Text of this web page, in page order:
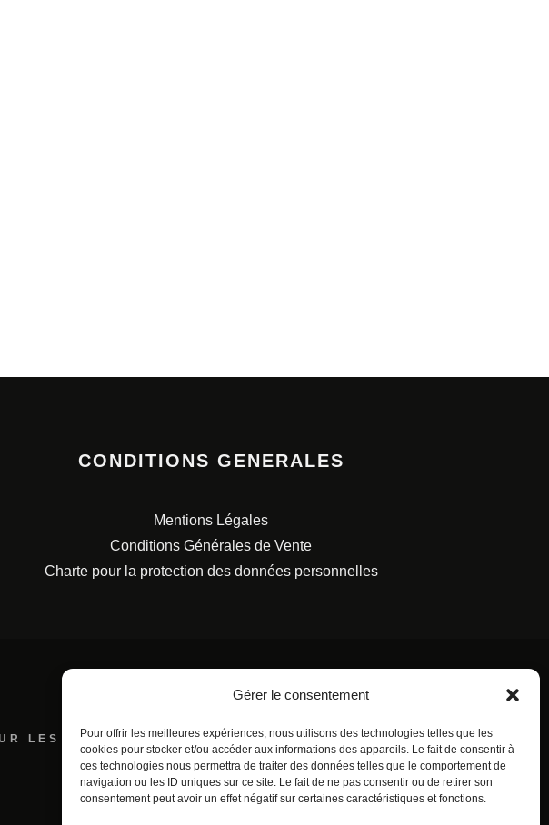
Gérer le consentement
Pour offrir les meilleures expériences, nous utilisons des technologies telles que les
cookies pour stocker et/ou accéder aux informations des appareils. Le fait de consentir à
ces technologies nous permettra de traiter des données telles que le comportement de
navigation ou les ID uniques sur ce site. Le fait de ne pas consentir ou de retirer son
consentement peut avoir un effet négatif sur certaines caractéristiques et fonctions.
CONDITIONS GENERALES
Mentions Légales
Conditions Générales de Vente
Charte pour la protection des données personnelles
LES ÉDITIONS FRANÇAISES.